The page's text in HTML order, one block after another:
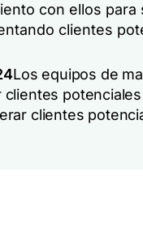
con ellos para
clientes
Los equipos de
clientes